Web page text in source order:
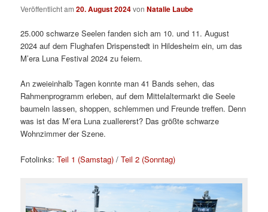
Veröffentlicht am20. August 2024vonNatalie Laube
25.000 schwarze Seelen fanden sich am 10. und 11. August
2024 auf dem Flughafen Drispenstedt in Hildesheim ein, um das
M’era Luna Festival 2024 zu feiern.
An zweieinhalb Tagen konnte man 41 Bands sehen, das
Rahmenprogramm erleben, auf dem Mittelaltermarkt die Seele
baumeln lassen, shoppen, schlemmen und Freunde treffen. Denn
was ist das M’era Luna zuallererst? Das größte schwarze
Wohnzimmer der Szene.
Fotolinks:Teil 1 (Samstag) /Teil 2 (Sonntag)